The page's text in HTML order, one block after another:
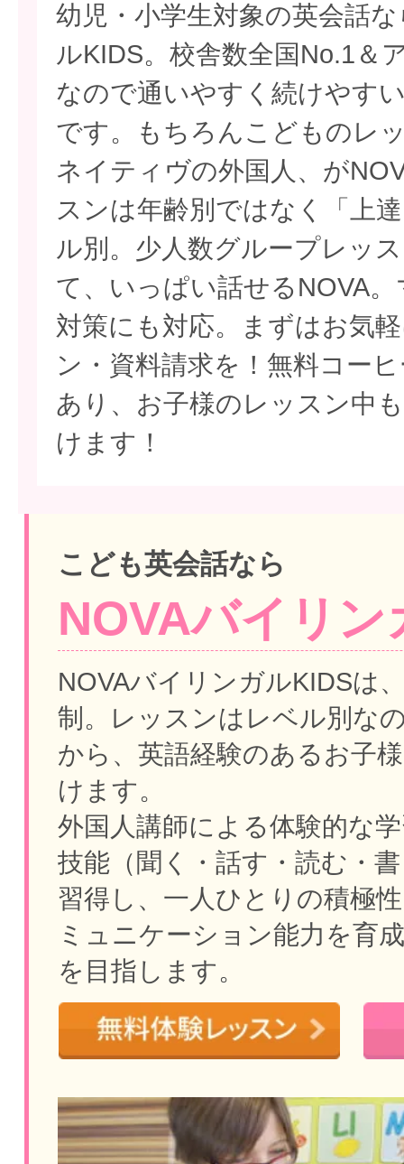
幼児・小学生対象の英会話
ルKIDS。校舎数全国No.1＆
なので通いやすく続けやす
です。もちろんこどものレ
ネイティヴの外国人、が
スンは年齢別ではなく「上
ル別。少人数グループレッ
て、いっぱい話せるNOVA
対策にも対応。まずはお気
ン・資料請求を！無料コー
あり、お子様のレッスン中
けます！
こども英会話なら
NOVAバイリン
NOVAバイリンガルKIDSは
制。
レッスンはレベル別な
から、英語経験のあるお子
けます。
外国人講師による体験的な
技能（聞く・話す・読む・
習得し、一人ひとりの積極
ミュニケーション能力を育
を目指します。